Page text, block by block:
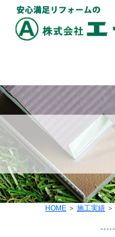
HOME ＞ 施工実績 ＞